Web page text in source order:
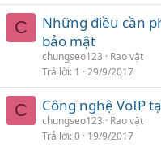
C
Những điều cần
bảo mật
chungseo123
Rao vặt
Trả lời 1 29/9/2017
C Công nghệ VoIP
chungseo123
Rao vặt
Trả lời 0 19/9/2017